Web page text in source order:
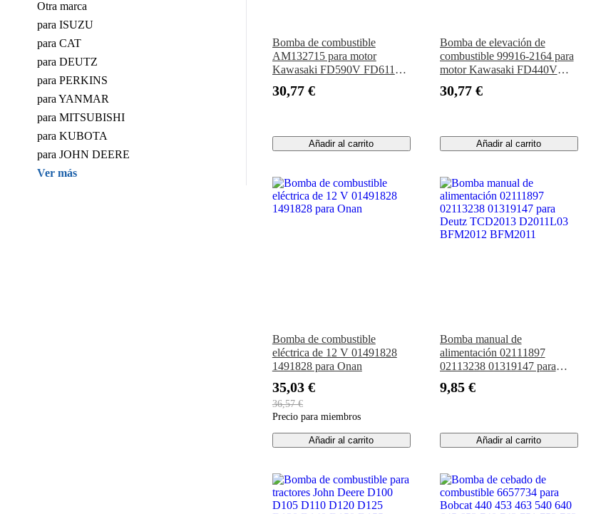
Otra marca
para ISUZU
para CAT
para DEUTZ
para PERKINS
para YANMAR
para MITSUBISHI
para KUBOTA
para JOHN DEERE
Ver más
Bomba de combustible
AM132715 para motor
Kawasaki FD590V FD611V
LX172 LX173 LX176
30,77 €
Añadir al carrito
Bomba de elevación de
combustible 99916-2164 para
motor Kawasaki FD440V
FD611V John Deere GX345
30,77 €
Añadir al carrito
Bomba de combustible
eléctrica de 12 V 01491828
1491828 para Onan
35,03 €
36,57 €
Precio para miembros
Añadir al carrito
Bomba manual de
alimentación 02111897
02113238 01319147 para
BFM2012 BFM2011
9,85 €
Añadir al carrito